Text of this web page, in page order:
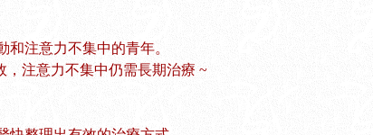
和注意力不集中的青年。
，注意力不集中仍需長期治療 ~